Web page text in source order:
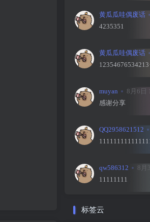
黄瓜瓜哇偶废话
4235351
黄瓜瓜哇偶废话
12354676534213·
muyan 8月6日
感谢分享
QQ2958621512
qw586312 8月
11111111
标签云